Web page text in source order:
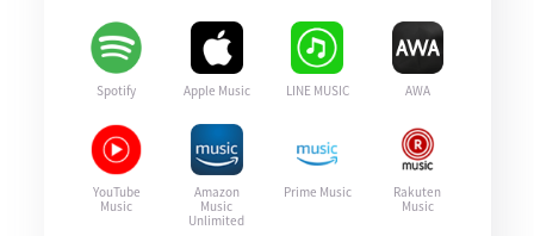
Spotify Apple Music LINE MUSIC AWA
YouTube
Music
Amazon
Music
Unlimited
Prime Music
Rakuten
Music